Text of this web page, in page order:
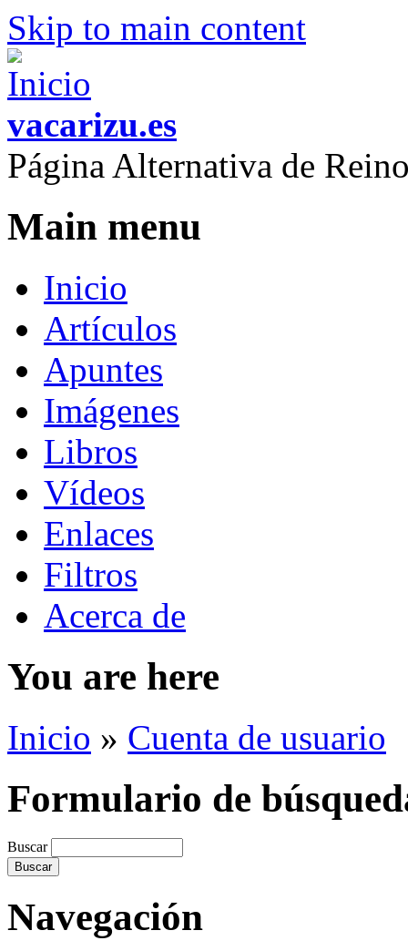
Skip to main content
vacarizu.es
Página Alternativa de
Main menu
Inicio
Artículos
Apuntes
Imágenes
Libros
Vídeos
Enlaces
Filtros
Acerca de
You are here
Inicio » Cuenta de usuario
Formulario de
Buscar
Navegación